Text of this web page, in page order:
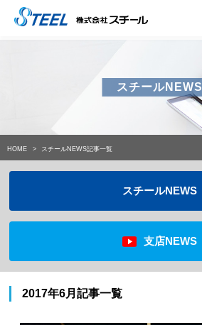
スチールNEWS
HOME スチールNEWS記事一覧
スチールNEWS
支店NEWS
2017年6月記事一覧